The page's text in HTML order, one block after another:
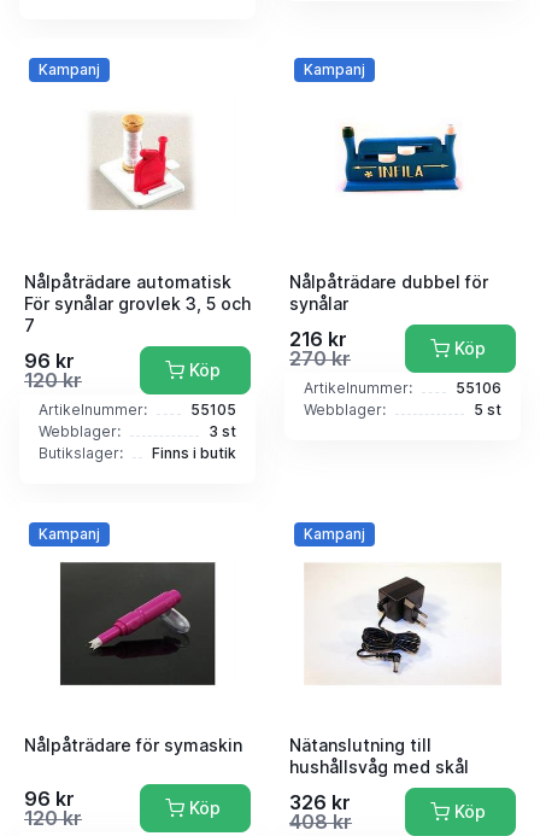
Kampanj
Nålpåträdare automatisk
För synålar grovlek 3, 5 och
7
96 kr
120 kr
Köp
Artikelnummer:
55105
Webblager:
3 st
Butikslager:
Finns i butik
Kampanj
Nålpåträdare dubbel för
synålar
216 kr
270 kr
Köp
Artikelnummer:
55106
Webblager:
5 st
Kampanj
Nålpåträdare för symaskin
96 kr
120 kr
Köp
Kampanj
Nätanslutning till
hushållsvåg med skål
326 kr
408 kr
Köp